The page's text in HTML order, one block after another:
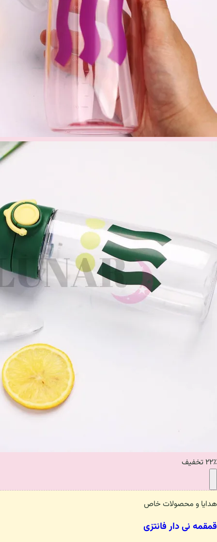
۲۲٪ تخفیف
هدایا و محصولات خاص
قمقمه نی دار فانتزی